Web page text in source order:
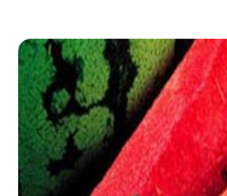
sức […]